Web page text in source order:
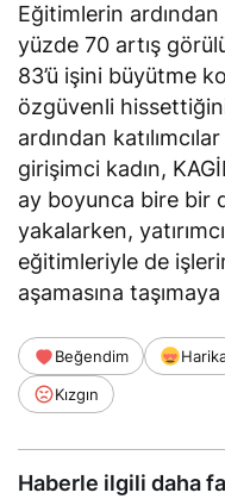
Eğitimlerin ardından
yüzde 70 artış
83’ü işini büyütme
özgüvenli
ardından
girişimci kadın,
ay boyunca bire bir
yakalarken,
eğitimleriyle de
aşamasına
Beğendim
Kızgın
Haberle ilgili daha